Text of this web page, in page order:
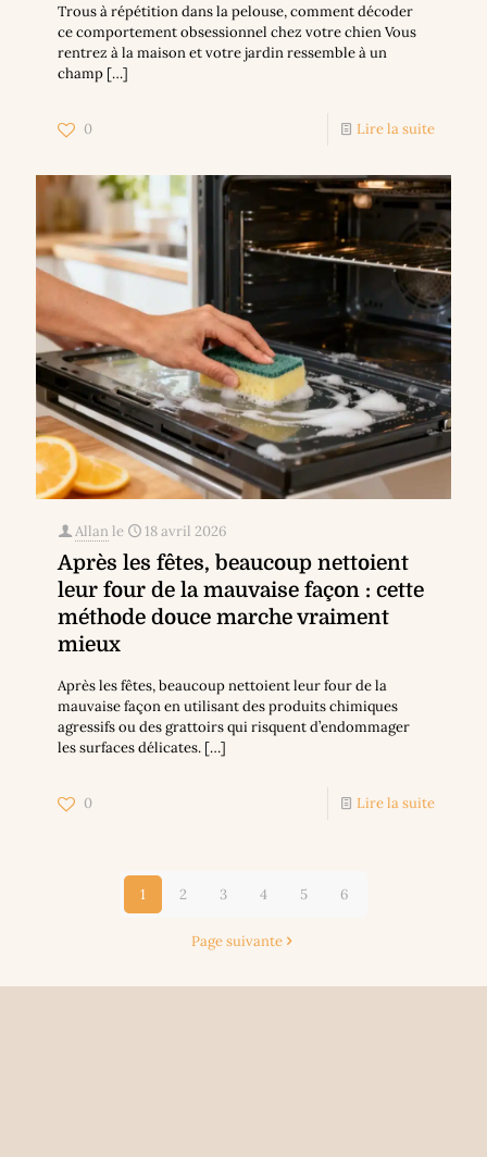
Trous à répétition dans la pelouse, comment décoder
ce comportement obsessionnel chez votre chien Vous
rentrez à la maison et votre jardin ressemble à un
champ […]
0 Lire la suite
Allan le 18 avril 2026
Après les fêtes, beaucoup nettoient
leur four de la mauvaise façon : cette
méthode douce marche vraiment
mieux
Après les fêtes, beaucoup nettoient leur four de la
mauvaise façon en utilisant des produits chimiques
agressifs ou des grattoirs qui risquent d’endommager
les surfaces délicates. […]
0 Lire la suite
1 2 3 4 5 6
Page suivante